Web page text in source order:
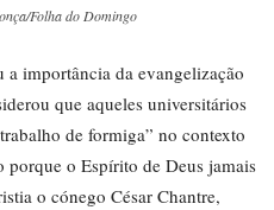
Folha do Domingo
importância da evangelização
que aqueles universitários
de formiga” no contexto
o Espírito de Deus jamais
o cónego César Chantre,